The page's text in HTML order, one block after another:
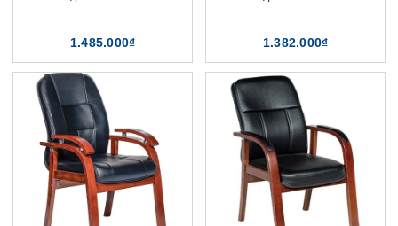
1.485.000₫ 1.382.000₫